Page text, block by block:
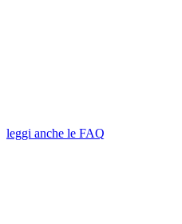
leggi anche le FAQ